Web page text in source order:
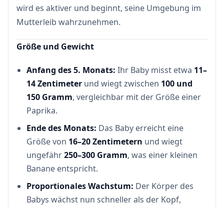
wird es aktiver und beginnt, seine Umgebung im
Mutterleib wahrzunehmen.
Größe und Gewicht
Anfang des 5. Monats: Ihr Baby misst etwa 11–
14 Zentimeter und wiegt zwischen 100 und
150 Gramm, vergleichbar mit der Größe einer
Paprika.
Ende des Monats: Das Baby erreicht eine
Größe von 16–20 Zentimetern und wiegt
ungefähr250–300 Gramm, was einer kleinen
Banane entspricht.
Proportionales Wachstum: Der Körper des
Babys wächst nun schneller als der Kopf,